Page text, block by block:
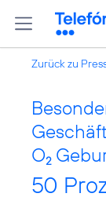
Zurück zu
O2
50